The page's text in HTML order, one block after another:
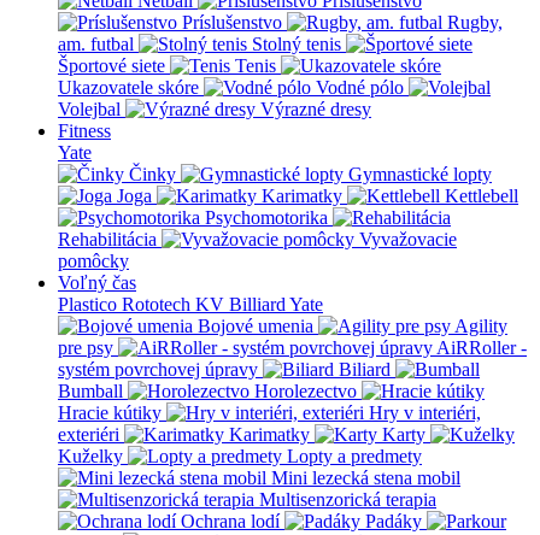
Príslušenstvo
Rugby,
am. futbal
Stolný tenis
Športové siete
Tenis
Ukazovatele skóre
Vodné pólo
Volejbal
Výrazné dresy
Fitness
Yate
Činky
Gymnastické lopty
Joga
Karimatky
Kettlebell
Psychomotorika
Rehabilitácia
Vyvažovacie
pomôcky
Voľný čas
Plastico Rototech KV Billiard Yate
Bojové umenia
Agility
pre psy
AiRRoller -
systém povrchovej úpravy
Biliard
Bumball
Horolezectvo
Hracie kútiky
Hry v interiéri,
exteriéri
Karimatky
Karty
Kuželky
Lopty a predmety
Mini lezecká stena mobil
Multisenzorická terapia
Ochrana lodí
Padáky